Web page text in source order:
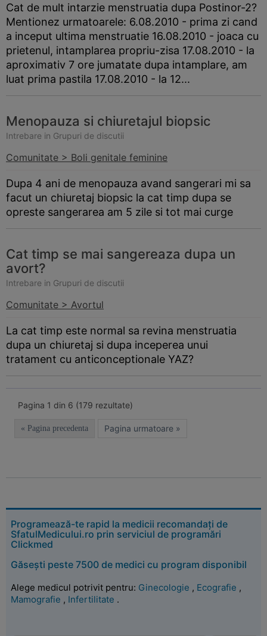
Cat de mult intarzie menstruatia dupa Postinor-2?
Mentionez urmatoarele: 6.08.2010 - prima zi cand
a inceput ultima menstruatie 16.08.2010 - joaca cu
prietenul, intamplarea propriu-zisa 17.08.2010 - la
aproximativ 7 ore jumatate dupa intamplare, am
luat prima pastila 17.08.2010 - la 12...
Menopauza si chiuretajul biopsic
Intrebare in Grupuri de discutii
Comunitate > Boli genitale feminine
Dupa 4 ani de menopauza avand sangerari mi sa
facut un chiuretaj biopsic la cat timp dupa se
opreste sangerarea am 5 zile si tot mai curge
Cat timp se mai sangereaza dupa un
avort?
Intrebare in Grupuri de discutii
Comunitate > Avortul
La cat timp este normal sa revina menstruatia
dupa un chiuretaj si dupa inceperea unui
tratament cu anticonceptionale YAZ?
Pagina 1 din 6 (179 rezultate)
« Pagina precedenta Pagina urmatoare »
Programează-te rapid la medicii recomandați de
SfatulMedicului.ro prin serviciul de programări
Clickmed
Găsești peste 7500 de medici cu program disponibil
Alege medicul potrivit pentru: Ginecologie , Ecografie ,
Mamografie , Infertilitate .